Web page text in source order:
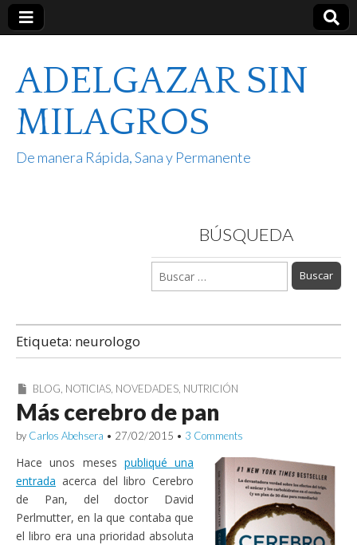
ADELGAZAR SIN
MILAGROS
De manera Rápida, Sana y Permanente
BÚSQUEDA
Buscar:
Etiqueta: neurologo
BLOG, NOTICIAS, NOVEDADES, NUTRICIÓN
Más cerebro de pan
by Carlos Abehsera • 27/02/2015 • 3 Comments
Hace unos meses publiqué una
entrada acerca del libro Cerebro
de Pan, del doctor David
Perlmutter, en la que contaba que
el libro era una prioridad absoluta